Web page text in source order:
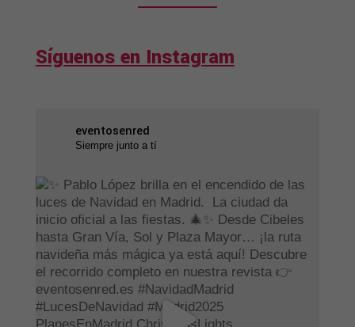
Síguenos en Instagram
eventosenred
Siempre junto a tí